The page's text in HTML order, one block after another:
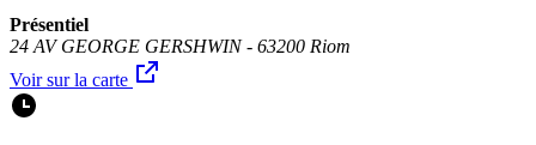
Présentiel
24 AV GEORGE GERSHWIN - 63200 Riom
Voir sur la carte